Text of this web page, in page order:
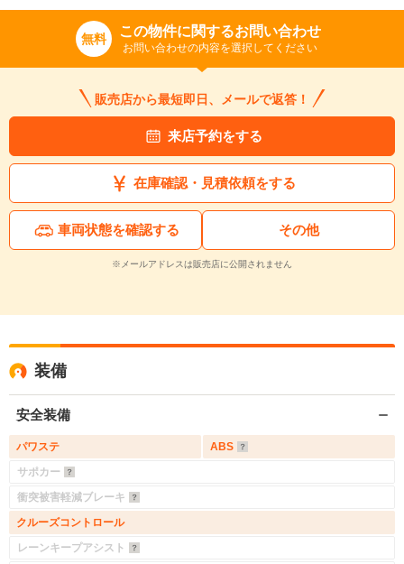
無料 この物件に関するお問い合わせ
お問い合わせの内容を選択してください
販売店から最短即日、メールで返答！
来店予約をする
在庫確認・見積依頼をする
車両状態を確認する その他
※メールアドレスは販売店に公開されません
装備
安全装備
パワステ
ABS
サポカー
衝突被害軽減ブレーキ
クルーズコントロール
レーンキープアシスト